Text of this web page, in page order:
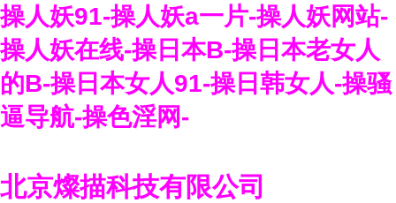
操人妖91-操人妖a一片-操人妖网站-
操人妖在线-操日本B-操日本老女人
的B-操日本女人91-操日韩女人-操骚
逼导航-操色淫网-
北京燦描科技有限公司